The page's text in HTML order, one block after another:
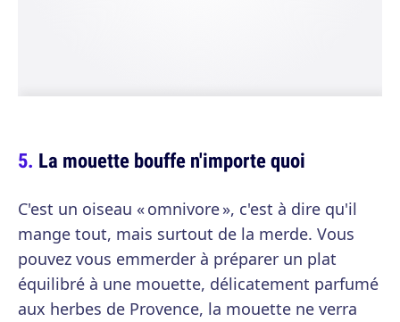
La mouette bouffe n'importe quoi
C'est un oiseau « omnivore », c'est à dire qu'il
mange tout, mais surtout de la merde. Vous
pouvez vous emmerder à préparer un plat
équilibré à une mouette, délicatement parfumé
aux herbes de Provence, la mouette ne verra